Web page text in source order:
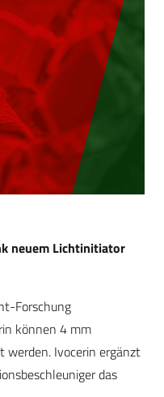
neuem Lichtinitiator
Forschung
können 4 mm
werden. Ivocerin ergänzt
das